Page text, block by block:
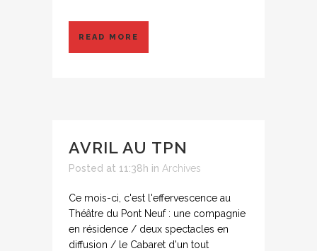
READ MORE
AVRIL AU TPN
Posted at 11:38h in Archives
Ce mois-ci, c'est l'effervescence au
Théâtre du Pont Neuf : une compagnie
en résidence / deux spectacles en
diffusion / le Cabaret d'un tout